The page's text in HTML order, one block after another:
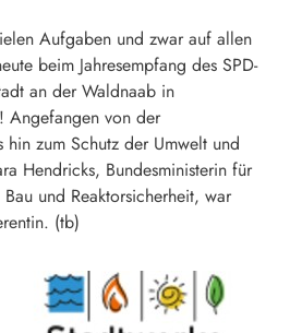
Aufgaben und zwar auf allen
beim Jahresempfang des SPD-
an der Waldnaab in
Angefangen von der
hin zum Schutz der Umwelt und
Hendricks, Bundesministerin für
und Reaktorsicherheit, war
(tb)